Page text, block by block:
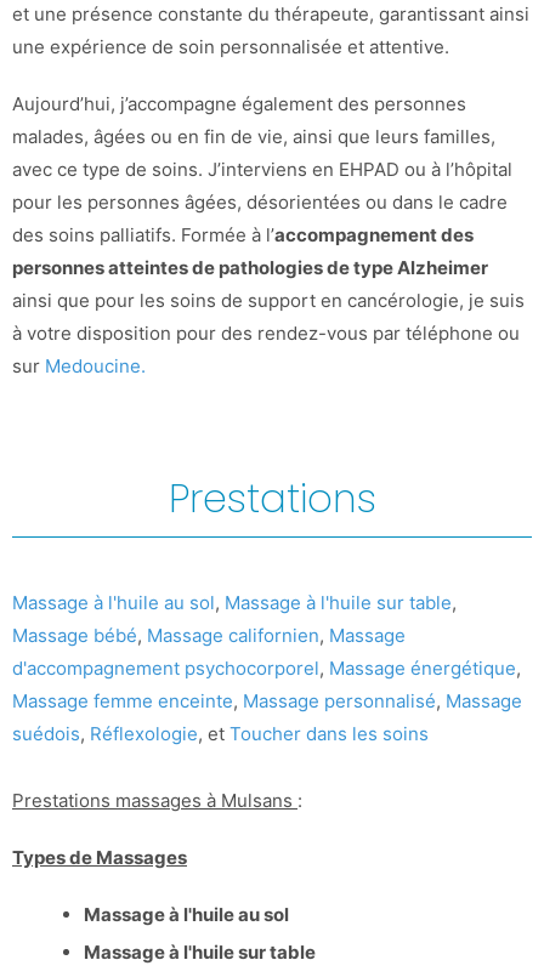
et une présence constante du thérapeute, garantissant ainsi
une expérience de soin personnalisée et attentive.
Aujourd’hui, j’accompagne également des personnes
malades, âgées ou en fin de vie, ainsi que leurs familles,
avec ce type de soins. J’interviens en EHPAD ou à l’hôpital
pour les personnes âgées, désorientées ou dans le cadre
des soins palliatifs. Formée à l’accompagnement des
personnes atteintes de pathologies de type Alzheimer
ainsi que pour les soins de support en cancérologie, je suis
à votre disposition pour des rendez-vous par téléphone ou
sur Medoucine.
Prestations
Massage à l'huile au sol, Massage à l'huile sur table,
Massage bébé, Massage californien, Massage
d'accompagnement psychocorporel, Massage énergétique,
Massage femme enceinte, Massage personnalisé, Massage
suédois, Réflexologie, et Toucher dans les soins
Prestations massages à Mulsans :
Types de Massages
Massage à l'huile au sol
Massage à l'huile sur table